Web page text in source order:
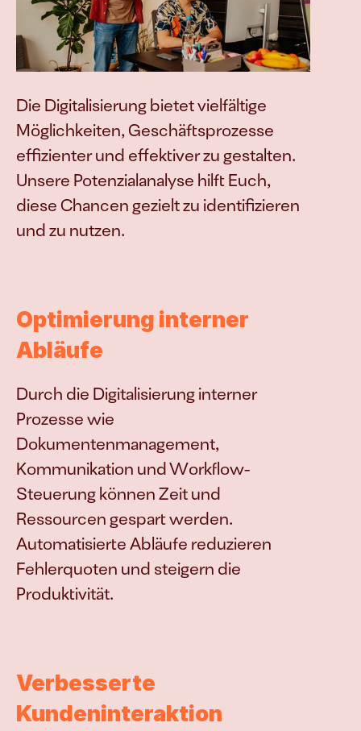
Die Digitalisierung bietet vielfältige
Möglichkeiten, Geschäftsprozesse
effizienter und effektiver zu gestalten.
Unsere Potenzialanalyse hilft Euch,
diese Chancen gezielt zu identifizieren
und zu nutzen.
Optimierung interner
Abläufe
Durch die Digitalisierung interner
Prozesse wie
Dokumentenmanagement,
Kommunikation und Workflow-
Steuerung können Zeit und
Ressourcen gespart werden.
Automatisierte Abläufe reduzieren
Fehlerquoten und steigern die
Produktivität.
Verbesserte
Kundeninteraktion